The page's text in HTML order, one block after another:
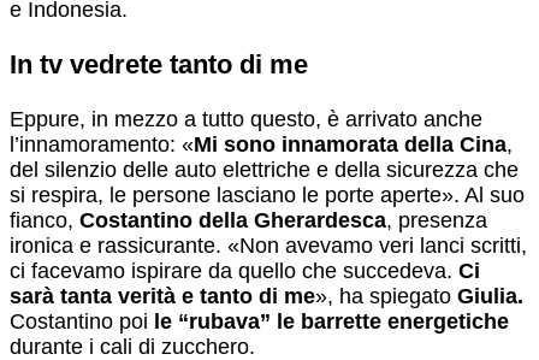
e Indonesia.
In tv vedrete tanto di me
Eppure, in mezzo a tutto questo, è arrivato anche
l’innamoramento: «Mi sono innamorata della Cina,
del silenzio delle auto elettriche e della sicurezza che
si respira, le persone lasciano le porte aperte». Al suo
fianco, Costantino della Gherardesca, presenza
ironica e rassicurante. «Non avevamo veri lanci scritti,
ci facevamo ispirare da quello che succedeva. Ci
sarà tanta verità e tanto di me», ha spiegato Giulia.
Costantino poi le “rubava” le barrette energetiche
durante i cali di zucchero.